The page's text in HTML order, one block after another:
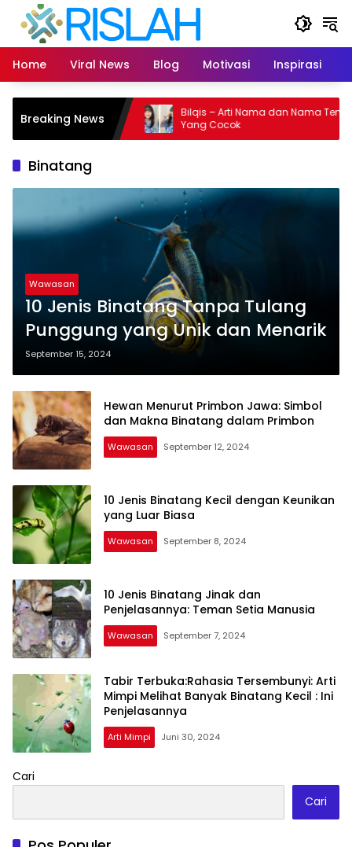
Langsung
konten
Home
Viral News Blog Motivasi Inspirasi
Breaking News
Nama Tengah
Bilqis – Arti Nama dan Nama Tengah
Yang Cocok
Binatang
Wawasan
10 Jenis Binatang Tanpa Tulang
Punggung yang Unik dan Menarik
September 15, 2024
Hewan Menurut Primbon Jawa: Simbol
dan Makna Binatang dalam Primbon
Wawasan September 12, 2024
10 Jenis Binatang Kecil dengan Keunikan
yang Luar Biasa
Wawasan September 8, 2024
10 Jenis Binatang Jinak dan
Penjelasannya: Teman Setia Manusia
Wawasan September 7, 2024
Tabir Terbuka:Rahasia Tersembunyi: Arti
Mimpi Melihat Banyak Binatang Kecil : Ini
Penjelasannya
Arti Mimpi Juni 30, 2024
Cari
Cari